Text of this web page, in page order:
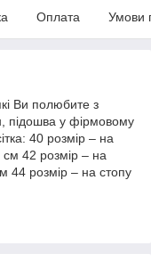
Оплата Умови
Ви полюбите з
підошва у фірмовому
40 розмір – на
42 розмір – на
44 розмір – на стопу